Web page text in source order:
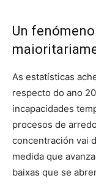
Un
As estatísticas
respecto do ano
incapacidades
procesos de
concentración vai
medida que
baixas que se